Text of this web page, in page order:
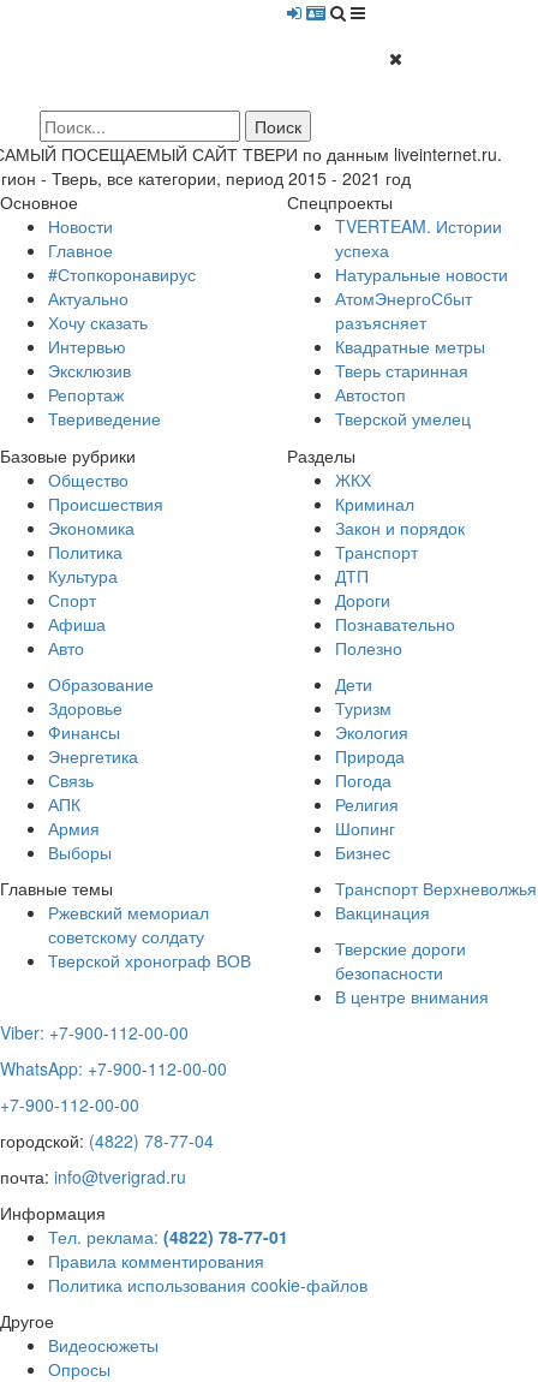
ПОСЕЩАЕМЫЙ САЙТ ТВЕРИ по данным liveinternet.ru.
- Тверь, все категории, период 2015 - 2021 год
Основное
Новости
Главное
#Стопкоронавирус
Актуально
Хочу сказать
Интервью
Эксклюзив
Репортаж
Твериведение
Спецпроекты
TVERTEAM. Истории
успеха
Натуральные новости
АтомЭнергоСбыт
разъясняет
Квадратные метры
Тверь старинная
Автостоп
Тверской умелец
Базовые рубрики
Общество
Происшествия
Экономика
Политика
Культура
Спорт
Афиша
Авто
Разделы
ЖКХ
Криминал
Закон и порядок
Транспорт
ДТП
Дороги
Познавательно
Полезно
Образование
Здоровье
Финансы
Энергетика
Связь
АПК
Армия
Выборы
Дети
Туризм
Экология
Природа
Погода
Религия
Шопинг
Бизнес
Главные темы
Ржевский мемориал
советскому солдату
Тверской хронограф ВОВ
Транспорт Верхневолжья
Вакцинация
Тверские дороги
безопасности
В центре внимания
Viber: +7-900-112-00-00
WhatsApp: +7-900-112-00-00
+7-900-112-00-00
городской: (4822) 78-77-04
почта: info@tverigrad.ru
Информация
Тел. реклама: (4822) 78-77-01
Правила комментирования
Политика использования cookie-файлов
Другое
Видеосюжеты
Опросы